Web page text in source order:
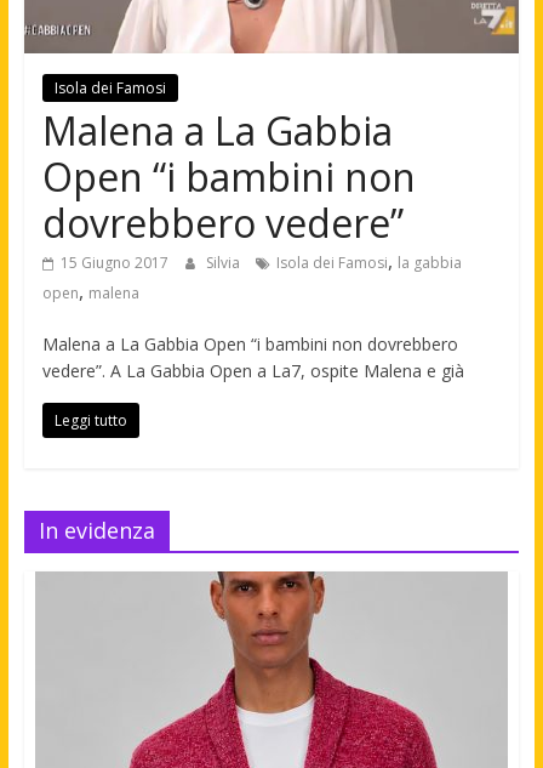
Isola dei Famosi
Malena a La Gabbia
Open “i bambini non
dovrebbero vedere”
15 Giugno 2017 Silvia Isola dei Famosi, la gabbia
open, malena
Malena a La Gabbia Open “i bambini non dovrebbero
vedere”. A La Gabbia Open a La7, ospite Malena e già
Leggi tutto
In evidenza